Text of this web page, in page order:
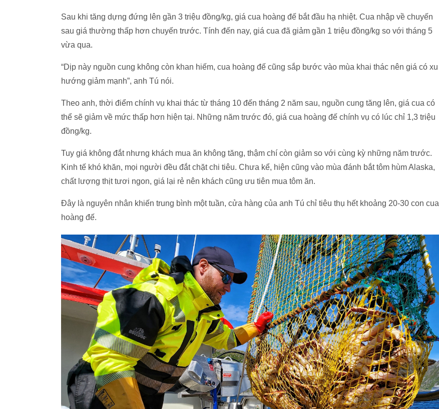
Sau khi tăng dựng đứng lên gần 3 triệu đồng/kg, giá cua hoàng đế bắt đầu hạ nhiệt. Cua nhập về chuyến
sau giá thường thấp hơn chuyến trước. Tính đến nay, giá cua đã giảm gần 1 triệu đồng/kg so với tháng 5
vừa qua.
“Dịp này nguồn cung không còn khan hiếm, cua hoàng đế cũng sắp bước vào mùa khai thác nên giá có xu
hướng giảm mạnh”, anh Tú nói.
Theo anh, thời điểm chính vụ khai thác từ tháng 10 đến tháng 2 năm sau, nguồn cung tăng lên, giá cua có
thể sẽ giảm về mức thấp hơn hiện tại. Những năm trước đó, giá cua hoàng đế chính vụ có lúc chỉ 1,3 triệu
đồng/kg.
Tuy giá không đắt nhưng khách mua ăn không tăng, thậm chí còn giảm so với cùng kỳ những năm trước.
Kinh tế khó khăn, mọi người đều đắt chặt chi tiêu. Chưa kể, hiện cũng vào mùa đánh bắt tôm hùm Alaska,
chất lượng thịt tươi ngon, giá lại rẻ nên khách cũng ưu tiên mua tôm ăn.
Đây là nguyên nhân khiến trung bình một tuần, cửa hàng của anh Tú chỉ tiêu thụ hết khoảng 20-30 con cua
hoàng đế.